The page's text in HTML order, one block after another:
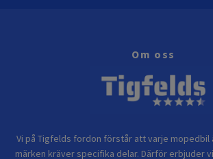
Om oss
Vi på Tigfelds fordon förstår att varje mopedbil
märken kräver specifika delar. Därför erbjuder